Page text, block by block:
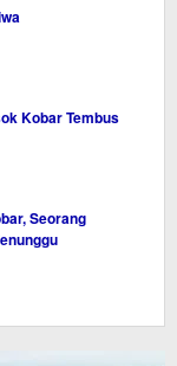
Kobar Tembus
Seorang